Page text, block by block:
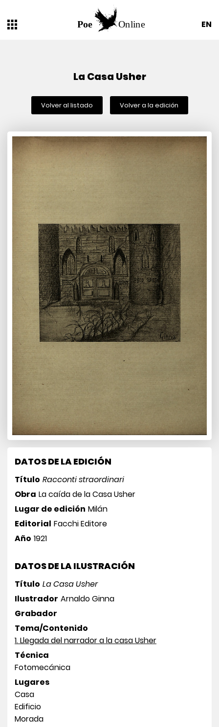
EN
La Casa Usher
Volver al listado Volver a la edición
DATOS DE LA EDICIÓN
Título Racconti straordinari
Obra La caída de la Casa Usher
Lugar de edición Milán
Editorial Facchi Editore
Año 1921
DATOS DE LA ILUSTRACIÓN
Título La Casa Usher
Ilustrador Arnaldo Ginna
Grabador
Tema/Contenido
1. Llegada del narrador a la casa Usher
Técnica
Fotomecánica
Lugares
Casa
Edificio
Morada